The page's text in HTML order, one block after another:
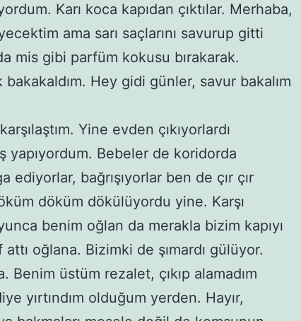
Karı koca kapıdan çıktılar. Merhaba,
ama sarı saçlarını savurup gitti
mis gibi parfüm kokusu bırakarak.
Hey gidi günler, savur bakalım
Yine evden çıkıyorlardı
yapıyordum. Bebeler de koridorda
ediyorlar, bağrışıyorlar ben de çır çır
döküm dökülüyordu yine. Karşı
benim oğlan da merakla bizim kapıyı
oğlana. Bizimki de şımardı gülüyor.
Benim üstüm rezalet, çıkıp alamadım
yırtındım olduğum yerden. Hayır,